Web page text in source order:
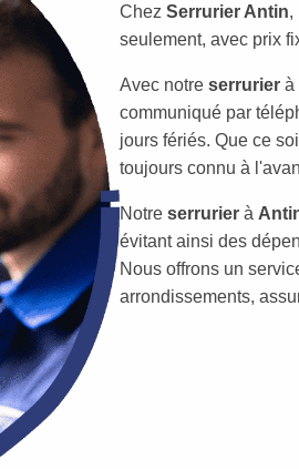
Chez Serrurier Antin,
seulement, avec prix
Avec notre serrurier à
communiqué par
jours fériés. Que ce
toujours connu à
Notre serrurier à
évitant ainsi des
Nous offrons un
arrondissements,